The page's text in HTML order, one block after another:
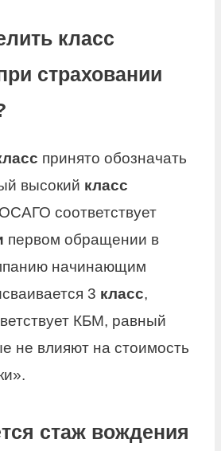
класс
страховании
принято обозначать
высокий класс
ОСАГО соответствует
первом обращении в
начинающим
3 класс,
КБМ, равный
не влияют на стоимость
стаж вождения